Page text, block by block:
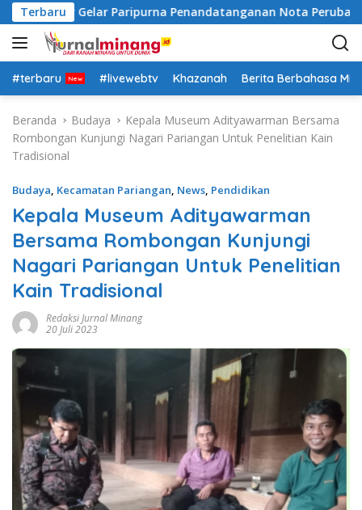
a
g
u
Terbaru
Datar Gelar Paripurna Penandatanganan Nota Perubahan
#terbaru #livewebtv Khazanah Berita Berbahasa
Beranda Budaya
Kepala Museum Adityawarman Bersama
Rombongan Kunjungi Nagari Pariangan Untuk Penelitian Kain
Tradisional
Budaya, Kecamatan Pariangan, News, Pendidikan
Kepala Museum Adityawarman
Bersama Rombongan Kunjungi
Nagari Pariangan Untuk Penelitian
Kain Tradisional
Redaksi Jurnal Minang
20 Juli 2023